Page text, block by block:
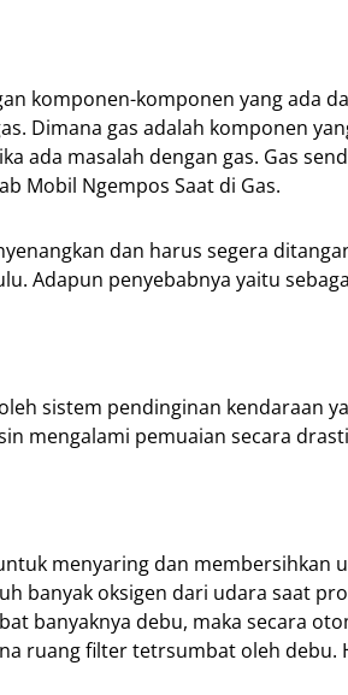
komponen-komponen yang ada
Dimana gas adalah komponen
ada masalah dengan gas. Gas
Mobil Ngempos Saat di Gas.
dan harus segera
Adapun penyebabnya yaitu
sistem pendinginan kendaraan
mengalami pemuaian secara
menyaring dan membersihkan
banyak oksigen dari udara saat
banyaknya debu, maka secara
ruang filter tetrsumbat oleh debu.